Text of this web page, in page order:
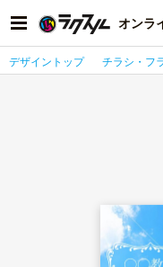
オンラ
デザイントップ チラシ・フ